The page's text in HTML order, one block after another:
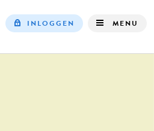
INLOGGEN MENU